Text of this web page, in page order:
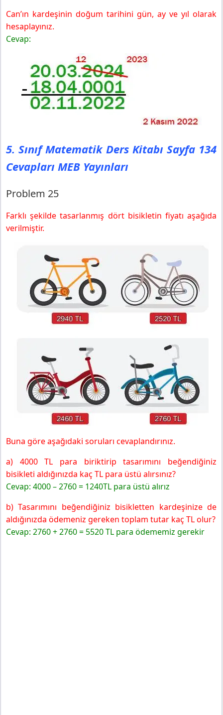
Can’ın kardeşinin doğum tarihini gün, ay ve yıl olarak
hesaplayınız.
Cevap:
5. Sınıf Matematik Ders Kitabı Sayfa 134
Cevapları MEB Yayınları
Problem 25
Farklı şekilde tasarlanmış dört bisikletin fiyatı aşağıda
verilmiştir.
Buna göre aşağıdaki soruları cevaplandırınız.
a) 4000 TL para biriktirip tasarımını beğendiğiniz
bisikleti aldığınızda kaç TL para üstü alırsınız?
Cevap: 4000 – 2760 = 1240TL para üstü alırız
b) Tasarımını beğendiğiniz bisikletten kardeşinize de
aldığınızda ödemeniz gereken toplam tutar kaç TL olur?
Cevap: 2760 + 2760 = 5520 TL para ödememiz gerekir